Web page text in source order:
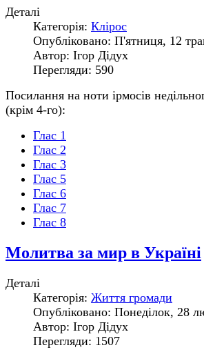
Деталі
Категорія: Клірос
Опубліковано: П'ятниця, 12
Автор: Ігор Дідух
Перегляди: 590
Посилання на ноти ірмосів
(крім 4-го):
Глас 1
Глас 2
Глас 3
Глас 5
Глас 6
Глас 7
Глас 8
Молитва за мир в Україні
Деталі
Категорія: Життя громади
Опубліковано: Понеділок, 28
Автор: Ігор Дідух
Перегляди: 1507